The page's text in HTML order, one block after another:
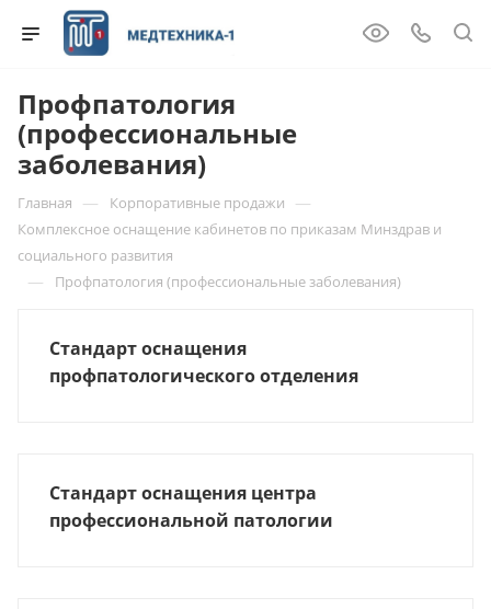
Профпатология
(профессиональные
заболевания)
Главная — Корпоративные продажи —
Комплексное оснащение кабинетов по приказам Минздрав и
социального развития
— Профпатология (профессиональные заболевания)
Стандарт оснащения
профпатологического отделения
Стандарт оснащения центра
профессиональной патологии